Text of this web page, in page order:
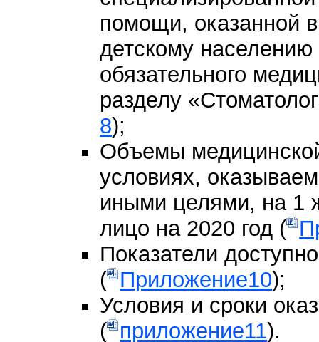
помощи, оказанной
детскому
обязательного
разделу
8);
Объемы
условиях,
иными целями, на 1
лицо на 2020 год (
Показатели
( Приложение10);
Условия и сроки
( приложение11).